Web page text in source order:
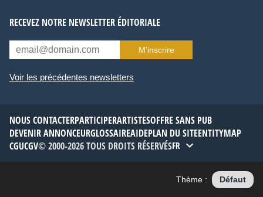
RECEVEZ NOTRE NEWSLETTER ÉDITORIALE
M’inscrire
Voir les précédentes newsletters
NOUS CONTACTERPARTICIPERARTISTESOFFRE SANS PUB
DEVENIR ANNONCEURGLOSSAIREAIDEPLAN DU SITEENTITYMAP
CGUCGV© 2000-2026 TOUS DROITS RÉSERVÉSFR
Thème : Défaut